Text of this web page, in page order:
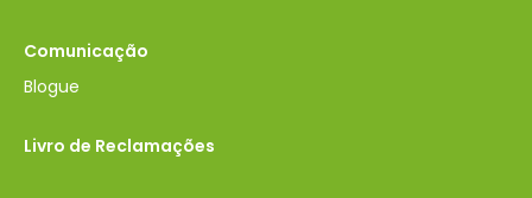
Comunicação
Blogue
Livro de Reclamações